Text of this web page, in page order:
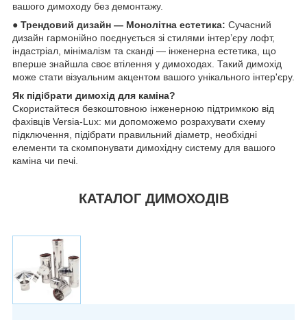
вашого димоходу без демонтажу.
● Трендовий дизайн — Монолітна естетика: Сучасний
дизайн гармонійно поєднується зі стилями інтер’єру лофт,
індастріал, мінімалізм та сканді — інженерна естетика, що
вперше знайшла своє втілення у димоходах. Такий димохід
може стати візуальним акцентом вашого унікального інтер'єру.
Як підібрати димохід для каміна?
Скористайтеся безкоштовною інженерною підтримкою від
фахівців Versia-Lux: ми допоможемо розрахувати схему
підключення, підібрати правильний діаметр, необхідні
елементи та скомпонувати димохідну систему для вашого
каміна чи печі.
КАТАЛОГ ДИМОХОДІВ